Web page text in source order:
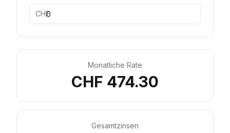
CHF
Monatliche Rate
CHF 474.30
Gesamtzinsen